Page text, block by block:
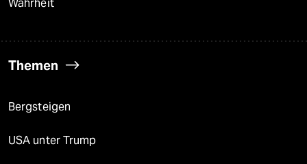
Wahrheit
Themen
Bergsteigen
USA unter Trump